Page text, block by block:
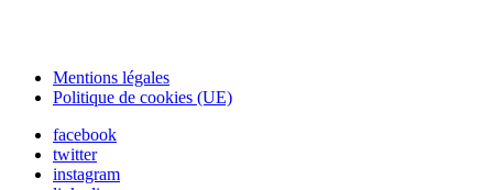
Mentions légales
Politique de cookies (UE)
facebook
twitter
instagram